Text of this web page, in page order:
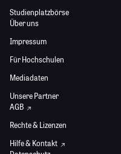
Studienplatzbörse
Über uns
Impressum
Für Hochschulen
Mediadaten
Unsere Partner
AGB
Rechte & Lizenzen
Hilfe & Kontakt